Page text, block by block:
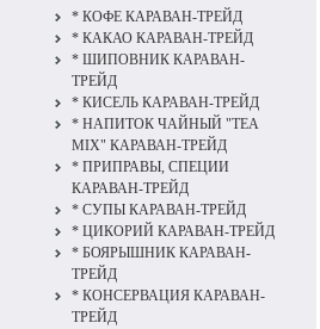
* КОФЕ КАРАВАН-ТРЕЙД
* КАКАО КАРАВАН-ТРЕЙД
* ШИПОВНИК КАРАВАН-
ТРЕЙД
* КИСЕЛЬ КАРАВАН-ТРЕЙД
* НАПИТОК ЧАЙНЫЙ "TEA
MIX" КАРАВАН-ТРЕЙД
* ПРИПРАВЫ, СПЕЦИИ
КАРАВАН-ТРЕЙД
* СУПЫ КАРАВАН-ТРЕЙД
* ЦИКОРИЙ КАРАВАН-ТРЕЙД
* БОЯРЫШНИК КАРАВАН-
ТРЕЙД
* КОНСЕРВАЦИЯ КАРАВАН-
ТРЕЙД